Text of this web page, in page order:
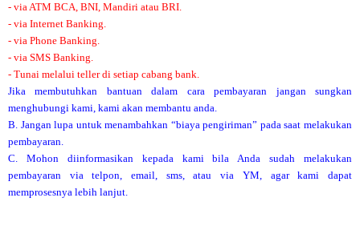
- via ATM BCA, BNI, Mandiri atau BRI.
- via Internet Banking.
- via Phone Banking.
- via SMS Banking.
- Tunai melalui teller di setiap cabang bank.
Jika membutuhkan bantuan dalam cara pembayaran jangan sungkan
menghubungi kami, kami akan membantu anda.
B. Jangan lupa untuk menambahkan “biaya pengiriman” pada saat melakukan
pembayaran.
C. Mohon diinformasikan kepada kami bila Anda sudah melakukan
pembayaran via telpon, email, sms, atau via YM, agar kami dapat
memprosesnya lebih lanjut.